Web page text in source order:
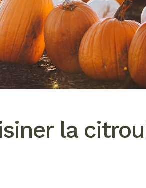
la